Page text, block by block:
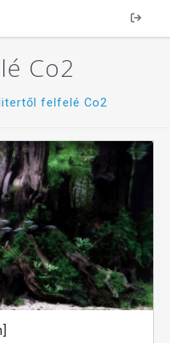
Co2
felfelé Co2